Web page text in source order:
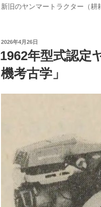
新旧のヤンマートラクター（耕
投
日:
2026年4月26日
1962年型式認定
機考古学」